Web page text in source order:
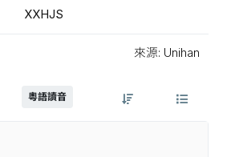
XXHJS
來源: Unihan
粵語讀音